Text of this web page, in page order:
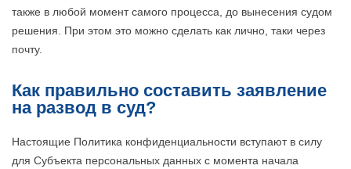
также в любой момент самого процесса, до вынесения судом
решения. При этом это можно сделать как лично, таки через
почту.
Как правильно составить заявление
на развод в суд?
Настоящие Политика конфиденциальности вступают в силу
для Субъекта персональных данных с момента начала